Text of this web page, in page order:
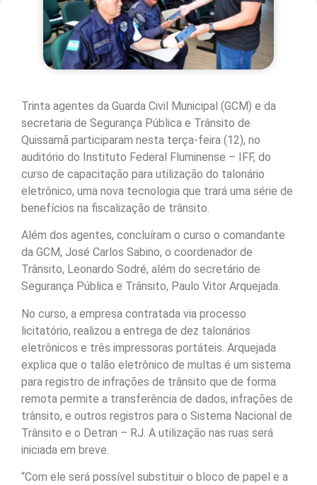
Trinta agentes da Guarda Civil Municipal (GCM) e da
secretaria de Segurança Pública e Trânsito de
Quissamã participaram nesta terça-feira (12), no
auditório do Instituto Federal Fluminense – IFF, do
curso de capacitação para utilização do talonário
eletrônico, uma nova tecnologia que trará uma série de
benefícios na fiscalização de trânsito.
Além dos agentes, concluíram o curso o comandante
da GCM, José Carlos Sabino, o coordenador de
Trânsito, Leonardo Sodré, além do secretário de
Segurança Pública e Trânsito, Paulo Vitor Arquejada.
No curso, a empresa contratada via processo
licitatório, realizou a entrega de dez talonários
eletrônicos e três impressoras portáteis. Arquejada
explica que o talão eletrônico de multas é um sistema
para registro de infrações de trânsito que de forma
remota permite a transferência de dados, infrações de
trânsito, e outros registros para o Sistema Nacional de
Trânsito e o Detran – RJ. A utilização nas ruas será
iniciada em breve.
“Com ele será possível substituir o bloco de papel e a